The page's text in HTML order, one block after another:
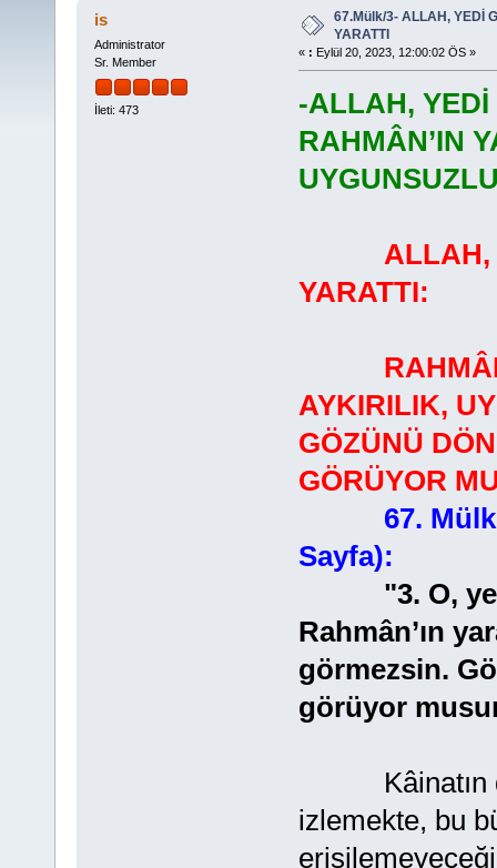
17438 defa)
is
Administrator
Sr. Member
İleti: 473
67.Mülk/3- ALLAH, YEDİ
YARATTI
« : Eylül 20, 2023, 12:00:02 ÖS »
-ALLAH, YEDİ
RAHMÂN’IN
ALLAH,
YARATTI:
AYKIRILIK,
GÖZÜNÜ
GÖRÜYOR
67.
Sayfa):
"3. O, yedi
Rahmân’ın
görmezsin.
görüyor
Kâinatın
izlemekte, bu